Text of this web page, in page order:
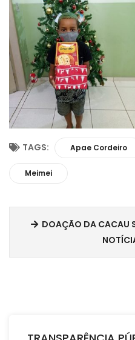
TAGS: Apae Cordeiro
Meimei
DOAÇÃO DA CACAU